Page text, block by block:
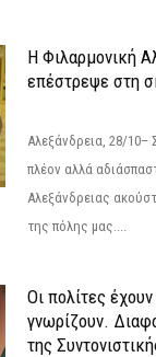
Η Φιλαρμονική
επέστρεψε στη
Αλεξάνδρεια, 28/
πλέον αλλά
Αλεξάνδρειας
της πόλης μας....
Οι πολίτες
γνωρίζουν.
της